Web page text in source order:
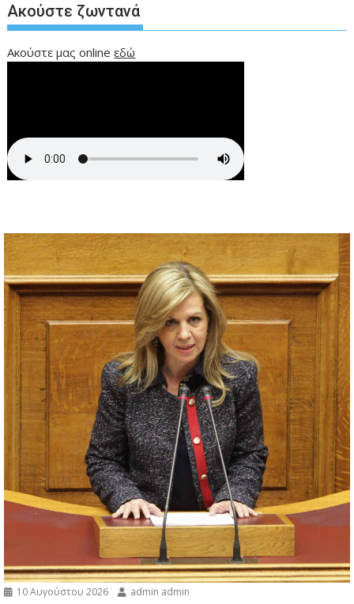
Ακούστε ζωντανά
Ακούστε μας onlineεδώ
10 Αυγούστου 2026 admin admin